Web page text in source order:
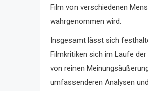
Film von verschiedenen
wahrgenommen wird.
Insgesamt lässt sich
Filmkritiken sich im Laufe
von reinen
umfassenderen Analysen und